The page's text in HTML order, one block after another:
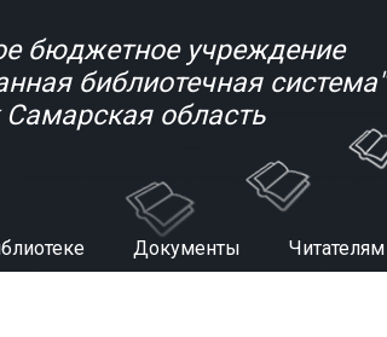
бюджетное учреждение
библиотечная система"
Самарская область
Документы Читателям